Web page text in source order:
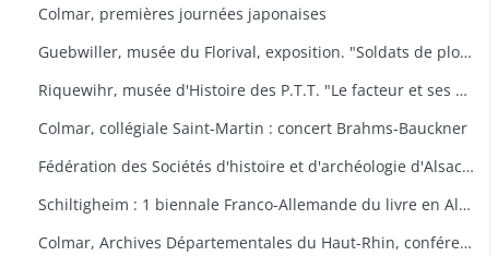
Colmar, premières journées japonaises
Guebwiller, musée du Florival, exposition. "Soldats de plomb
Riquewihr, musée d'Histoire des P.T.T. "Le facteur et ses métamorphoses
Colmar, collégiale Saint-Martin : concert Brahms-Bauckner
Fédération des Sociétés d'histoire et d'archéologie d'Alsace : les monuments ruraux d'Alsace
Schiltigheim : 1 biennale Franco-Allemande du livre en Alsace
Colmar, Archives Départementales du Haut-Rhin, conférence : Yves Bisch "Cet homme à surveiller